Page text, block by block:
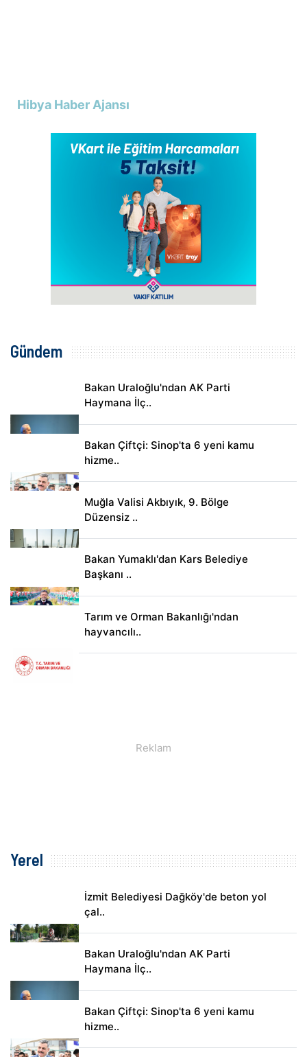
Hibya Haber Ajansı
Gündem
Bakan Uraloğlu'ndan AK Parti
Haymana İlç..
Bakan Çiftçi: Sinop'ta 6 yeni kamu
hizme..
Muğla Valisi Akbıyık, 9. Bölge
Düzensiz ..
Bakan Yumaklı'dan Kars Belediye
Başkanı ..
Tarım ve Orman Bakanlığı'ndan
hayvancılı..
Yerel
İzmit Belediyesi Dağköy'de beton yol
çal..
Bakan Uraloğlu'ndan AK Parti
Haymana İlç..
Bakan Çiftçi: Sinop'ta 6 yeni kamu
hizme..